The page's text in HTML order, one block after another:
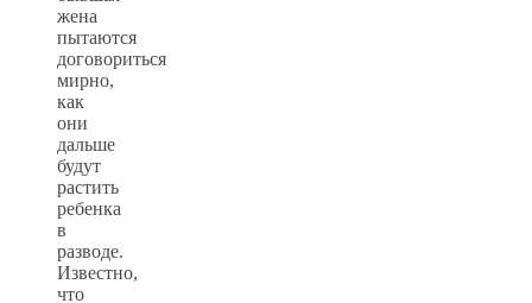
жена
пытаются
договориться
мирно,
как
они
дальше
будут
растить
ребенка
в
разводе.
Известно,
что